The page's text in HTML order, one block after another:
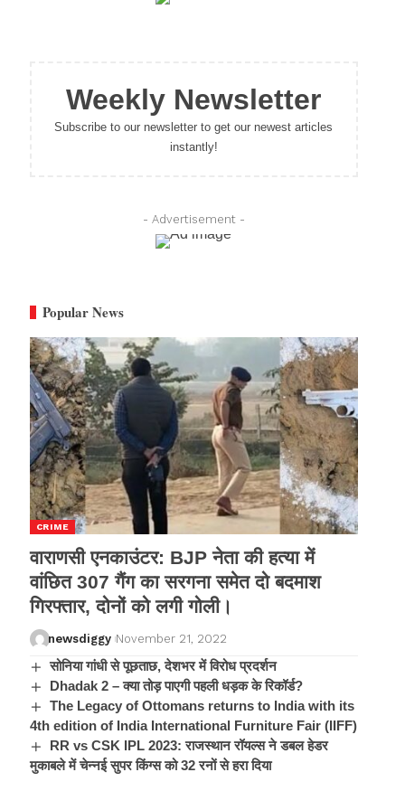
Weekly Newsletter
Subscribe to our newsletter to get our newest articles
instantly!
- Advertisement -
Popular News
CRIME
वाराणसी एनकाउंटर: BJP नेता की हत्या में
वांछित 307 गैंग का सरगना समेत दो बदमाश
गिरफ्तार, दोनों को लगी गोली।
newsdiggy November 21, 2022
सोनिया गांधी से पूछताछ, देशभर में विरोध प्रदर्शन
Dhadak 2 – क्या तोड़ पाएगी पहली धड़क के रिकॉर्ड?
The Legacy of Ottomans returns to India with its
4th edition of India International Furniture Fair (IIFF)
RR vs CSK IPL 2023: राजस्थान रॉयल्स ने डबल हेडर
मुकाबले में चेन्नई सुपर किंग्स को 32 रनों से हरा दिया